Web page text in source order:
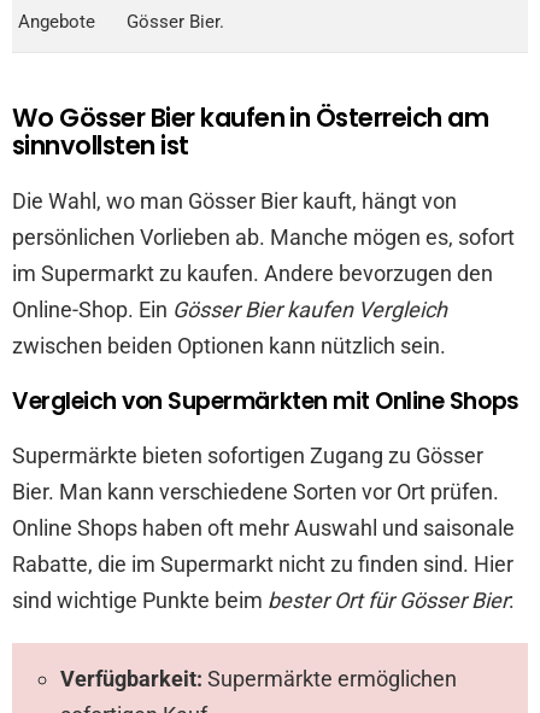
Angebote
Gösser Bier.
Wo Gösser Bier kaufen in Österreich am
sinnvollsten ist
Die Wahl, wo man Gösser Bier kauft, hängt von
persönlichen Vorlieben ab. Manche mögen es, sofort
im Supermarkt zu kaufen. Andere bevorzugen den
Online-Shop. Ein Gösser Bier kaufen Vergleich
zwischen beiden Optionen kann nützlich sein.
Vergleich von Supermärkten mit Online Shops
Supermärkte bieten sofortigen Zugang zu Gösser
Bier. Man kann verschiedene Sorten vor Ort prüfen.
Online Shops haben oft mehr Auswahl und saisonale
Rabatte, die im Supermarkt nicht zu finden sind. Hier
sind wichtige Punkte beim bester Ort für Gösser Bier:
Verfügbarkeit: Supermärkte ermöglichen